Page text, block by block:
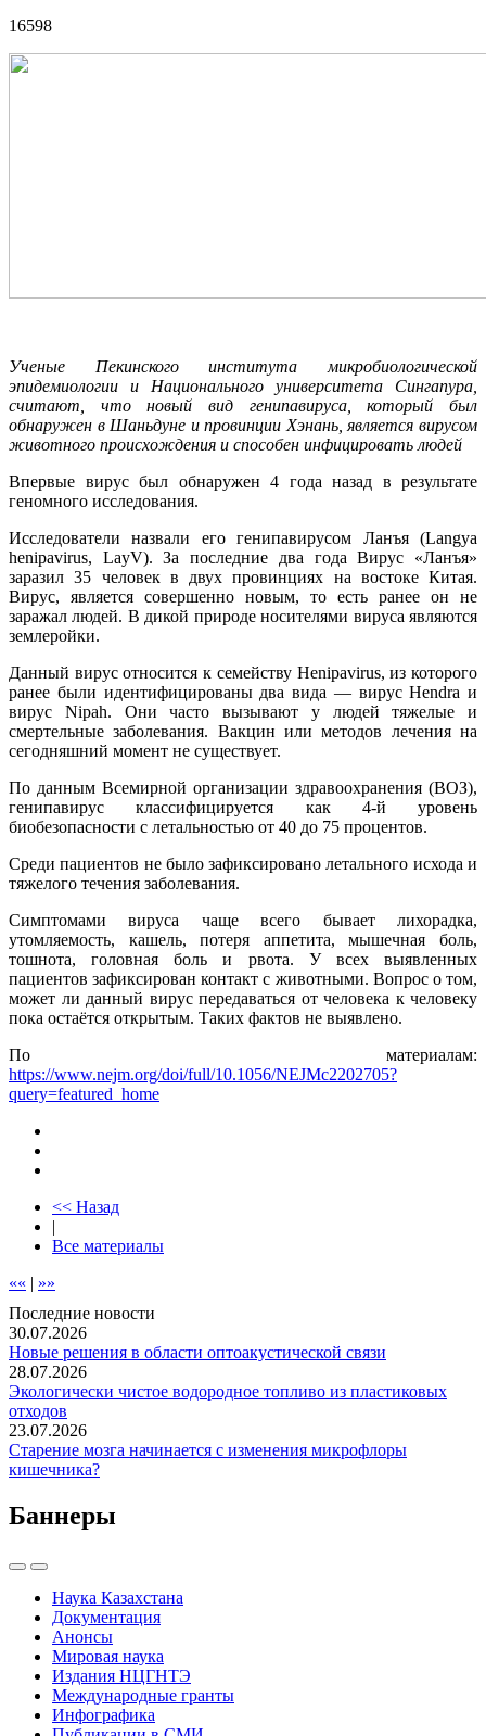
16598
Ученые Пекинского института микробиологической
эпидемиологии и Национального университета Сингапура,
считают, что новый вид генипавируса, который был
обнаружен в Шаньдуне и провинции Хэнань, является вирусом
животного происхождения и способен инфицировать людей
Впервые вирус был обнаружен 4 года назад в результате
геномного исследования.
Исследователи назвали его генипавирусом Ланъя (Langya
henipavirus, LayV). За последние два года Вирус «Ланъя»
заразил 35 человек в двух провинциях на востоке Китая.
Вирус, является совершенно новым, то есть ранее он не
заражал людей. В дикой природе носителями вируса являются
землеройки.
Данный вирус относится к семейству Henipavirus, из которого
ранее были идентифицированы два вида — вирус Hendra и
вирус Nipah. Они часто вызывают у людей тяжелые и
смертельные заболевания. Вакцин или методов лечения на
сегодняшний момент не существует.
По данным Всемирной организации здравоохранения (ВОЗ),
генипавирус классифицируется как 4-й уровень
биобезопасности с летальностью от 40 до 75 процентов.
Среди пациентов не было зафиксировано летального исхода и
тяжелого течения заболевания.
Симптомами вируса чаще всего бывает лихорадка,
утомляемость, кашель, потеря аппетита, мышечная боль,
тошнота, головная боль и рвота. У всех выявленных
пациентов зафиксирован контакт с животными. Вопрос о том,
может ли данный вирус передаваться от человека к человеку
пока остаётся открытым. Таких фактов не выявлено.
По материалам:
https://www.nejm.org/doi/full/10.1056/NEJMc2202705?
query=featured_home
<< Назад
|
Все материалы
«« | »»
Последние новости
30.07.2026
Новые решения в области оптоакустической связи
28.07.2026
Экологически чистое водородное топливо из пластиковых
отходов
23.07.2026
Старение мозга начинается с изменения микрофлоры
кишечника?
Баннеры
Наука Казахстана
Документация
Анонсы
Мировая наука
Издания НЦГНТЭ
Международные гранты
Инфографика